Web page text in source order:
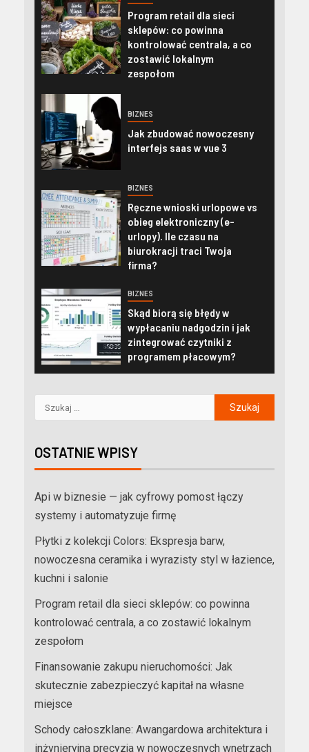
Program retail dla sieci
sklepów: co powinna
kontrolować centrala, a co
zostawić lokalnym
zespołom
BIZNES
Jak zbudować nowoczesny
interfejs saas w vue 3
BIZNES
Ręczne wnioski urlopowe vs
obieg elektroniczny (e-
urlopy). Ile czasu na
biurokracji traci Twoja
firma?
BIZNES
Skąd biorą się błędy w
wypłacaniu nadgodzin i jak
zintegrować czytniki z
programem płacowym?
OSTATNIE WPISY
Api w biznesie — jak cyfrowy pomost łączy
systemy i automatyzuje firmę
Płytki z kolekcji Colors: Ekspresja barw,
nowoczesna ceramika i wyrazisty styl w łazience,
kuchni i salonie
Program retail dla sieci sklepów: co powinna
kontrolować centrala, a co zostawić lokalnym
zespołom
Finansowanie zakupu nieruchomości: Jak
skutecznie zabezpieczyć kapitał na własne
miejsce
Schody całoszklane: Awangardowa architektura i
inżynieryjna precyzja w nowoczesnych wnętrzach